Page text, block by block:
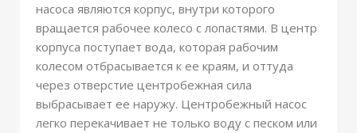
насоса являются корпус, внутри которого
вращается рабочее колесо с лопастями. В центр
корпуса поступает вода, которая рабочим
колесом отбрасывается к ее краям, и оттуда
через отверстие центробежная сила
выбрасывает ее наружу. Центробежный насос
легко перекачивает не только воду с песком или